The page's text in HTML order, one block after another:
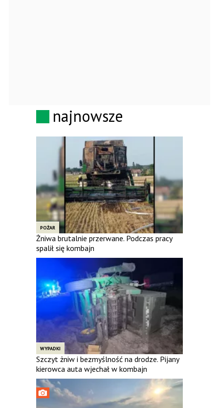
najnowsze
POŻAR
Żniwa brutalnie przerwane. Podczas pracy
spalił się kombajn
WYPADKI
Szczyt żniw i bezmyślność na drodze. Pijany
kierowca auta wjechał w kombajn